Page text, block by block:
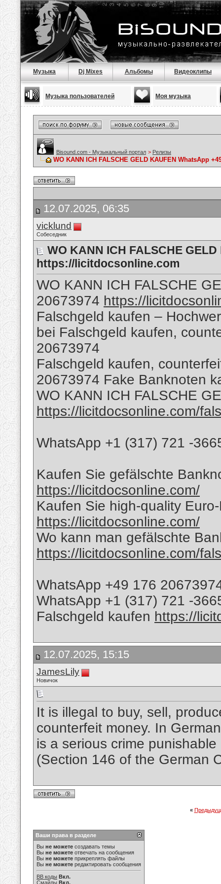
Музыка Dj Mixes Альбомы Видеоклипы
Музыка пользователей Моя музыка
Bisound.com - Музыкальный портал > Релизы
WO KANN ICH FALSCHE GELD KAUFEN WhatsApp
12.07.2025, 06:35
vicklund
Собеседник
WO KANN ICH FALSCHE
https://licitdocsonline.com
WO KANN ICH FALSCHE
20673974 https://
Falschgeld kaufen –
bei Falschgeld kaufen,
20673974
Falschgeld kaufen,
20673974 Fake Banknoten
WO KANN ICH FALSCHE
https://licitdocsonline.com/
WhatsApp +1 (317) 721 -
Kaufen Sie gefälschte
https://licitdocsonline.com/
Kaufen Sie high-quality
https://licitdocsonline.com/
Wo kann man gefälschte
https://licitdocsonline.com/
WhatsApp +49 176
WhatsApp +1 (317) 721 -
Falschgeld kaufen https://
12.07.2025, 15:15
JamesLily
Новичок
It is illegal to buy, sell,
counterfeit money. In
is a serious crime
(Section 146 of the German
«
Ваши права в разделе
Вы не можете создавать темы
Вы не можете отвечать на сообщения
Вы не можете прикреплять файлы
Вы не можете редактировать сообщения
BB коды Вкл.
Смайлы Вкл.